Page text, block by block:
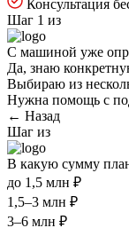
Консультация
Шаг 1 из
С машиной уже
Да, знаю
Выбираю из
Нужна помощь с
← Назад
Шаг из
В какую сумму
до 1,5 млн ₽
1,5–3 млн ₽
3–6 млн ₽